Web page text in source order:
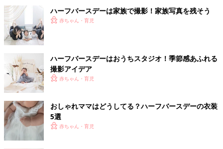
ハーフバースデーは家族で撮影！家族写真を残そう
赤ちゃん・育児
ハーフバースデーはおうちスタジオ！季節感あふれる
撮影アイデア
赤ちゃん・育児
おしゃれママはどうしてる？ハーフバースデーの衣装
5選
赤ちゃん・育児